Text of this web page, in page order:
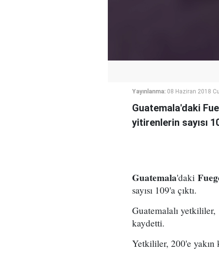
Yayınlanma: 08 Haziran 2018
Guatemala'daki
yitirenlerin sayısı
Guatemala'daki
sayısı 109'a çıktı.
Guatemalalı yetkililer,
kaydetti.
Yetkililer, 200'e yakın